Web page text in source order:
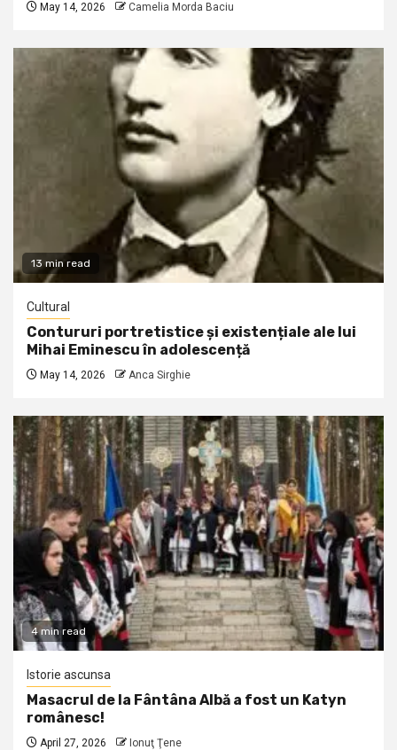
May 14, 2026 Camelia Morda Baciu
13 min read
Cultural
Contururi portretistice și existențiale ale lui
Mihai Eminescu în adolescență
May 14, 2026 Anca Sirghie
4 min read
Istorie ascunsa
Masacrul de la Fântâna Albă a fost un Katyn
românesc!
April 27, 2026 Ionuţ Ţene